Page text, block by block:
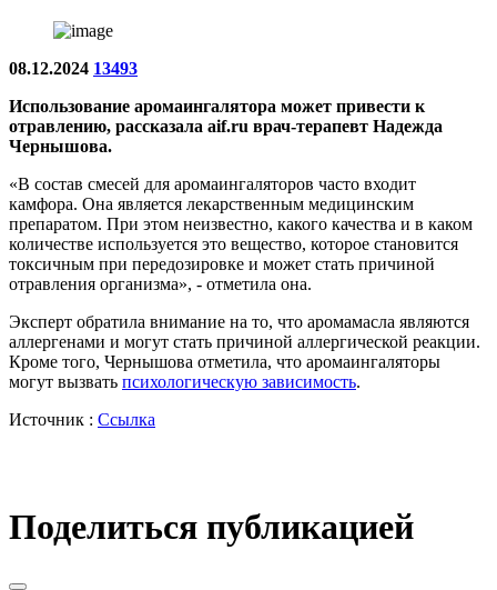
08.12.2024 13493
Использование аромаингалятора может привести к
отравлению, рассказала aif.ru врач-терапевт Надежда
Чернышова.
«В состав смесей для аромаингаляторов часто входит
камфора. Она является лекарственным медицинским
препаратом. При этом неизвестно, какого качества и в каком
количестве используется это вещество, которое становится
токсичным при передозировке и может стать причиной
отравления организма», - отметила она.
Эксперт обратила внимание на то, что аромамасла являются
аллергенами и могут стать причиной аллергической реакции.
Кроме того, Чернышова отметила, что аромаингаляторы
могут вызвать психологическую зависимость.
Источник : Ссылка
Поделиться публикацией